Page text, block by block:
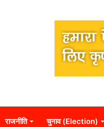
राजनीति चुनाव (Election)